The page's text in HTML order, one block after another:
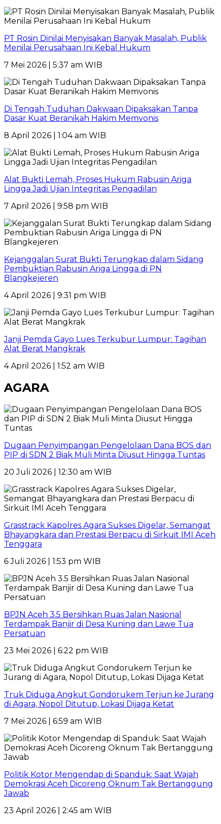
PT Rosin Dinilai Menyisakan Banyak Masalah, Publik
Menilai Perusahaan Ini Kebal Hukum
7 Mei 2026 | 5:37 am WIB
Di Tengah Tuduhan Dakwaan Dipaksakan Tanpa
Dasar Kuat Beranikah Hakim Memvonis
8 April 2026 | 1:04 am WIB
Alat Bukti Lemah, Proses Hukum Rabusin Ariga
Lingga Jadi Ujian Integritas Pengadilan
7 April 2026 | 9:58 pm WIB
Kejanggalan Surat Bukti Terungkap dalam Sidang
Pembuktian Rabusin Ariga Lingga di PN
Blangkejeren
4 April 2026 | 9:31 pm WIB
Janji Pemda Gayo Lues Terkubur Lumpur: Tagihan
Alat Berat Mangkrak
4 April 2026 | 1:52 am WIB
AGARA
Dugaan Penyimpangan Pengelolaan Dana BOS dan
PIP di SDN 2 Biak Muli Minta Diusut Hingga Tuntas
20 Juli 2026 | 12:30 am WIB
Grasstrack Kapolres Agara Sukses Digelar, Semangat
Bhayangkara dan Prestasi Berpacu di Sirkuit IMI Aceh
Tenggara
6 Juli 2026 | 1:53 pm WIB
BPJN Aceh 3.5 Bersihkan Ruas Jalan Nasional
Terdampak Banjir di Desa Kuning dan Lawe Tua
Persatuan
23 Mei 2026 | 6:22 pm WIB
Truk Diduga Angkut Gondorukem Terjun ke Jurang
di Agara, Nopol Ditutup, Lokasi Dijaga Ketat
7 Mei 2026 | 6:59 am WIB
Politik Kotor Mengendap di Spanduk: Saat Wajah
Demokrasi Aceh Dicoreng Oknum Tak Bertanggung
Jawab
23 April 2026 | 2:45 am WIB